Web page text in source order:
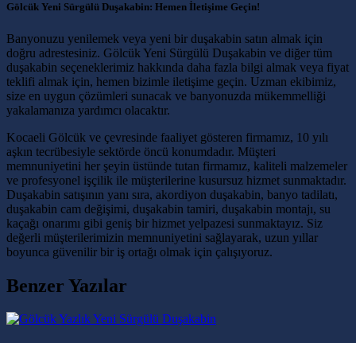
Gölcük Yeni Sürgülü Duşakabin: Hemen İletişime Geçin!
Banyonuzu yenilemek veya yeni bir duşakabin satın almak için
doğru adrestesiniz. Gölcük Yeni Sürgülü Duşakabin ve diğer tüm
duşakabin seçeneklerimiz hakkında daha fazla bilgi almak veya fiyat
teklifi almak için, hemen bizimle iletişime geçin. Uzman ekibimiz,
size en uygun çözümleri sunacak ve banyonuzda mükemmelliği
yakalamanıza yardımcı olacaktır.
Kocaeli Gölcük ve çevresinde faaliyet gösteren firmamız, 10 yılı
aşkın tecrübesiyle sektörde öncü konumdadır. Müşteri
memnuniyetini her şeyin üstünde tutan firmamız, kaliteli malzemeler
ve profesyonel işçilik ile müşterilerine kusursuz hizmet sunmaktadır.
Duşakabin satışının yanı sıra, akordiyon duşakabin, banyo tadilatı,
duşakabin cam değişimi, duşakabin tamiri, duşakabin montajı, su
kaçağı onarımı gibi geniş bir hizmet yelpazesi sunmaktayız. Siz
değerli müşterilerimizin memnuniyetini sağlayarak, uzun yıllar
boyunca güvenilir bir iş ortağı olmak için çalışıyoruz.
Benzer Yazılar